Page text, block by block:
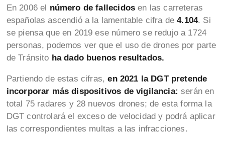
En 2006 el número de fallecidos en las carreteras
españolas ascendió a la lamentable cifra de4.104. Si
se piensa que en 2019 ese número se redujo a 1724
personas, podemos ver que el uso de drones por parte
de Tránsito ha dado buenos resultados.
Partiendo de estas cifras,en 2021 la DGT pretende
incorporar más dispositivos de vigilancia:serán en
total 75 radares y 28 nuevos drones; de esta forma la
DGT controlará el exceso de velocidad y podrá aplicar
las correspondientes multas a las infracciones.